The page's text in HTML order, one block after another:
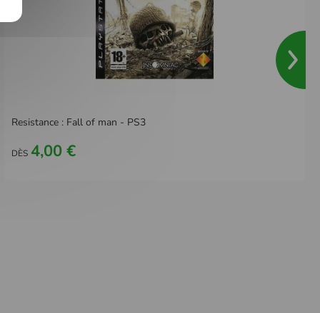
Resistance : Fall of man - PS3
DÈS 4,00 €